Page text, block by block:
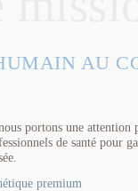
AU
portons une attention
de santé pour
premium